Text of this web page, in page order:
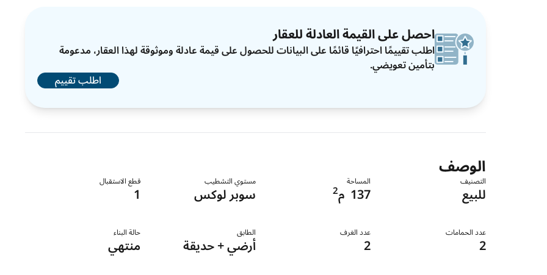
احصل على القيمة العادلة للعقار
اطلب تقييمًا احترافيًا قائمًا على البيانات للحصول على قيمة عادلة وموثوقة لهذا العقار، مدعومة
بتأمين تعويضي.
اطلب تقييم
الوصف
التصنيف
للبيع
المساحة
137 م2 مستوي التشطيب
سوبر لوكس
قطع الاستقبال
1
عدد الحمامات
2
عدد الغرف
2
الطابق
أرضي + حديقة
حالة البناء
منتهي